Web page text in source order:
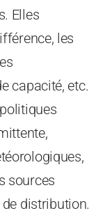
Elles
les
capacité, etc.
sources
distribution.